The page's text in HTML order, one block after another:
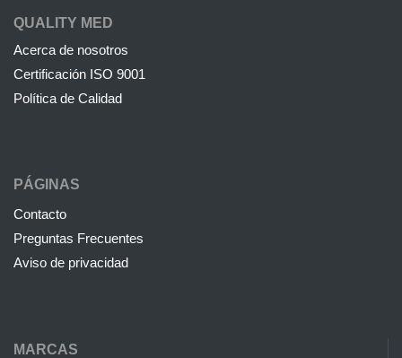
QUALITY MED
Acerca de nosotros
Certificación ISO 9001
Política de Calidad
PÁGINAS
Contacto
Preguntas Frecuentes
Aviso de privacidad
MARCAS